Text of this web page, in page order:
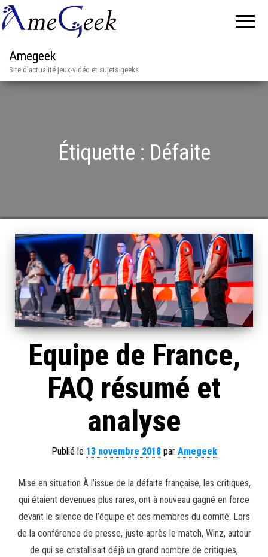
Amegeek
Site d'actualité jeux-vidéo et sujets geeks
Étiquette : Défaite
Equipe de France,
FAQ résumé et
analyse
Publié le 13 novembre 2018par Amegeek
Mise en situation À l’issue de la défaite française, les critiques,
qui étaient devenues plus rares, ont à nouveau gagné en force
devant le silence de l’équipe et des membres du comité. Lors
de la conférence de presse, juste après le match, Winz, autour
de qui se cristallisait déjà un grand nombre de critiques,